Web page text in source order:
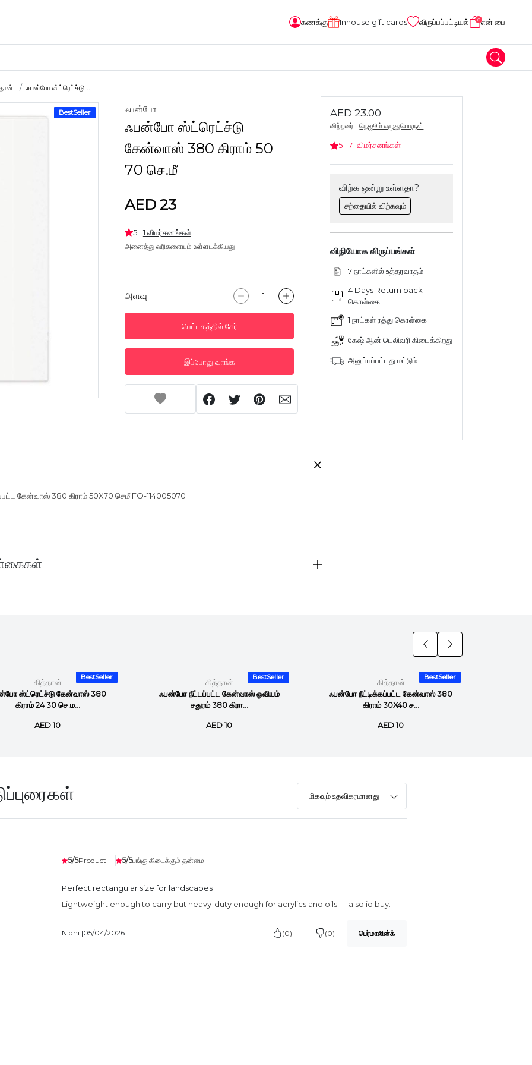
கணக்கு Inhouse gift cards விருப்பப்பட்டியல் 0என் பை
கைவினைப் பொருட்கள்
ஃபன்போ ஸ்ட்ரெட்ச்டு ...
BestSeller ஃபன்போ
ஃபன்போ ஸ்ட்ரெட்ச்டு
கேன்வாஸ் 380 கிராம் 50
70 செ.மீ
AED 23
5
1 விமர்சனங்கள்
அனைத்து வரிகளையும் உள்ளடக்கியது
அளவு
பெட்டகத்தில் சேர்
இப்போது வாங்க
AED 23.00
விற்றவர் நெஜூம் எழுதுபொருள்
5 71 விமர்சனங்கள்
விற்க ஒன்று உள்ளதா?
சந்தையில் விற்கவும்
விநியோக விருப்பங்கள்
7 நாட்களில் உத்தரவாதம்
4 Days Return back
கொள்கை
1 நாட்கள் ரத்து கொள்கை
கேஷ் ஆன் டெலிவரி கிடைக்கிறது
அனுப்பப்பட்டது மட்டும்
கேன்வாஸ் 380 கிராம் 50X70 செமீ FO-114005070
BestSeller
கித்தான்
ஸ்ட்ரெட்ச்டு கேன்வாஸ் 380
கிராம் 24 30 செ.ம...
AED 10
BestSeller
கித்தான்
ஃபன்போ நீட்டப்பட்ட கேன்வாஸ் ஓவியம்
சதுரம் 380 கிரா...
AED 10
BestSeller
கித்தான்
ஃபன்போ நீட்டிக்கப்பட்ட கேன்வாஸ் 380
கிராம் 30X40 ச...
AED 10
மிகவும் உதவிகரமானது
5/5Product 5/5பங்கு கிடைக்கும் தன்மை
Perfect rectangular size for landscapes
Lightweight enough to carry but heavy-duty enough for acrylics and oils — a solid buy.
Nidhi |05/04/2026 (0) (0) பெர்மாலின்க்